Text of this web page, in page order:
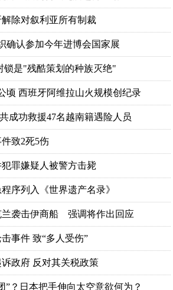
除对叙利亚所有制裁
确认参加今年进博会国家展
锁是"残酷策划的种族灭绝"
顷 西班牙阿维拉山火规模创纪录
成功救援47名越南籍遇险人员
致2死5伤
罪嫌疑人被警方击毙
序列入《世界遗产名录》
兰袭击伊商船 强调将作出回应
事件 致“多人受伤”
政府 反对其关税政策
”？日本把手伸向太空意欲何为？